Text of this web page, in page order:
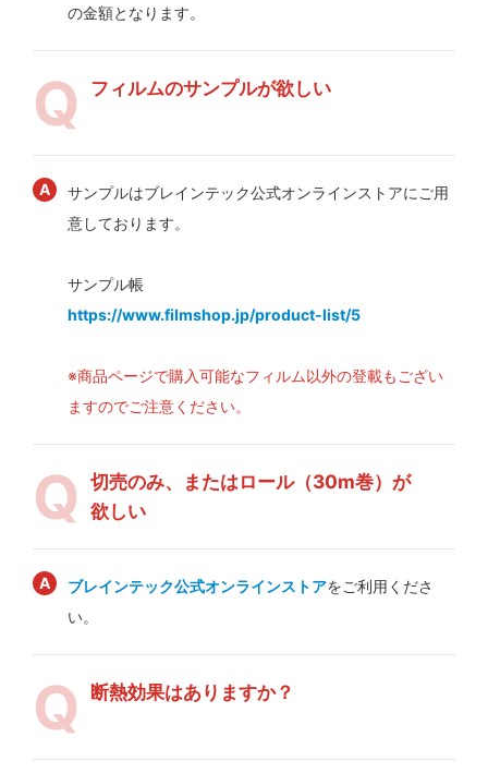
の金額となります。
フィルムのサンプルが欲しい
サンプルはブレインテック公式オンラインストアにご用
意しております。
サンプル帳
https://www.filmshop.jp/product-list/5
※商品ページで購入可能なフィルム以外の登載もござい
ますのでご注意ください。
切売のみ、またはロール（30m巻）が
欲しい
ブレインテック公式オンラインストアをご利用くださ
い。
断熱効果はありますか？